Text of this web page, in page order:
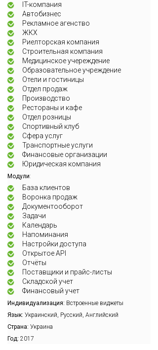
IT-компания
Автобизнес
Рекламное агенство
ЖКХ
Риелторская компания
Строительная компания
Медицинское учереждение
Образовательное учреждение
Отели и гостиницы
Отдел продаж
Производство
Рестораны и кафе
Отдел розницы
Спортивный клуб
Сфера услуг
Транспортные услуги
Финансовые организации
Юридическая компания
Модули:
База клиентов
Воронка продаж
Документооборот
Задачи
Календарь
Напоминания
Настройки доступа
Открытое API
Отчёты
Поставщики и прайс-листы
Складской учет
Финансовый учет
Индивидуализация: Встроенные виджеты
Язык: Украинский, Русский, Английский
Страна: Украина
Год: 2017